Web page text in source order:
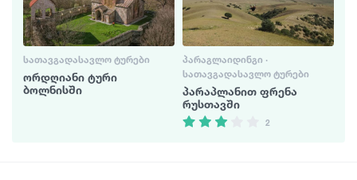
ᲡᲐᲗᲐᲕᲒᲐᲓᲐᲡᲐᲕᲚᲝ ᲢᲣᲠᲔᲑᲘ
ორდღიანი ტური
ბოლნისში
ᲞᲐᲠᲐᲒᲚᲐᲘᲓᲘᲜᲒᲘ ·
ᲡᲐᲗᲐᲕᲒᲐᲓᲐᲡᲐᲕᲚᲝ ᲢᲣᲠᲔᲑᲘ
პარაპლანით ფრენა
რუსთავში
2